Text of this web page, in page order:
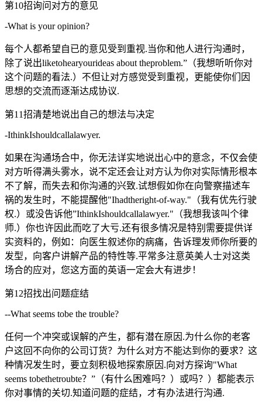
第10招询问对方的意见
-What is your opinion?
每个人都希望自已的意见受到重视.当你和他人进行沟通时，
除了说出liketohearyourideas about theproblem.”（我想听听你对
这个问题的看法.）不但让对方感觉受到重视，更能使你们因
思想的交流而逐渐达成协议.
第11招清楚地说出自己的想法与决定
-IthinkIshouldcallalawyer.
如果在沟通场合中，你无法详实地说出心中的意念，不仅会使
对方听得满头雾水，说不定还会让对方认为你对实际情形根本
不了解，而失去和你沟通的兴致.试想假如你在向警察描述车
祸的发生时，不能提醒他"Ihadtheright-of-way."（我有优先行驶
权.）或没告诉他”IthinkIshouldcallalawyer."（我想我该叫个律
师.）你也许因此而吃了大亏.还有很多情况是特别需要提供详
实资料的，例如：向医生叙述你的病痛，告诉理发师你所要的
发型，向客户讲解产品的特性等.平常多注意英美人士对这类
场合的应对，您这方面的英语一定会大有进步！
第12招找出问题症结
--What seems tobe the trouble?
任何一个冲突或误解的产生，都有潜在原因.为什么你的老客
户这回不向你的公司订货？为什么对方不能达到你的要求？这
种情况发生时，要立刻积极地探索原因.向对方探询"What
seems tobethetroubte？”（有什么困难吗？）或吗？）都能表示
你对事情的关切.知道问题的症结，才有办法进行沟通.